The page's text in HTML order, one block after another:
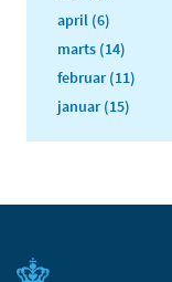
april (6)
marts (14)
februar (11)
januar (15)